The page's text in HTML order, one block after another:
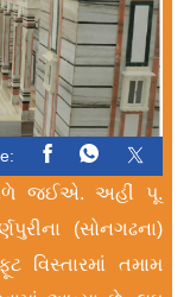
જઈએ. અહીં પૂ.
(સોનગઢના)
વિસ્તારમાં તમામ